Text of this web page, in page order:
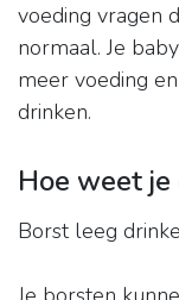
voeding vragen
normaal. Je
meer voeding
drinken.
Hoe weet
Borst leeg